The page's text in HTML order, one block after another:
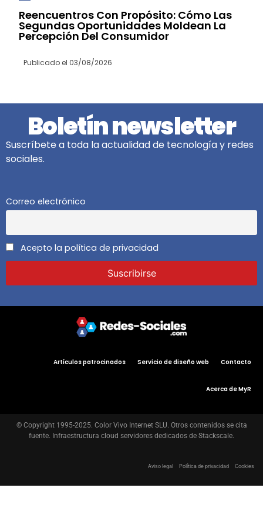
Reencuentros Con Propósito: Cómo Las
Segundas Oportunidades Moldean La
Percepción Del Consumidor
Publicado el 03/08/2026
Boletín newsletter
Suscríbete a toda la actualidad de tecnología y redes
sociales.
Correo electrónico
Acepto la política de privacidad
Artículos patrocinados Servicio de diseño web Contacto
Acerca de MyR
© Copyright 1995-2025. Color Vivo Internet SLU. Otros contenidos se cita
fuente. Infraestructura cloud servidores dedicados de Stackscale.
Aviso legal Política de privacidad Cookies